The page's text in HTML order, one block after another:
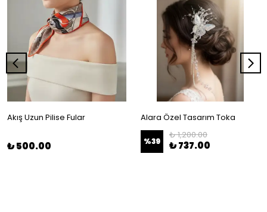
Akış Uzun Pilise Fular
₺ 500.00
Alara Özel Tasarım Toka
%39
₺ 1,200.00
₺ 737.00